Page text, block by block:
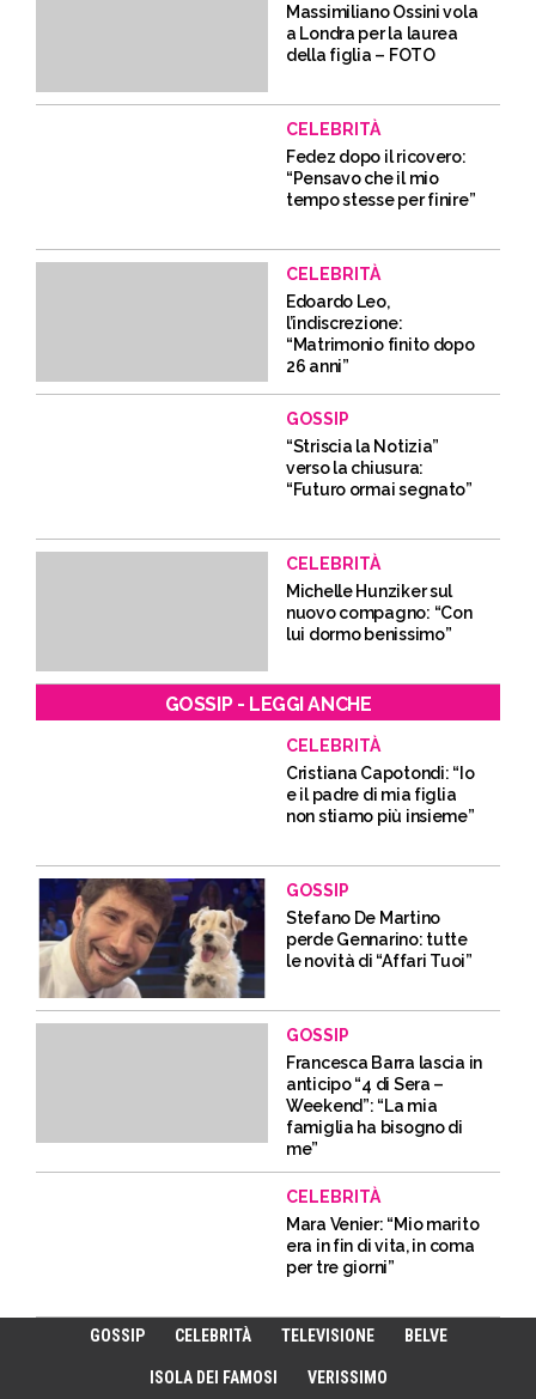
Massimiliano Ossini vola
a Londra per la laurea
della figlia – FOTO
CELEBRITÀ
Fedez dopo il ricovero:
“Pensavo che il mio
tempo stesse per finire”
CELEBRITÀ
Edoardo Leo,
l’indiscrezione:
“Matrimonio finito dopo
26 anni”
GOSSIP
“Striscia la Notizia”
verso la chiusura:
“Futuro ormai segnato”
CELEBRITÀ
Michelle Hunziker sul
nuovo compagno: “Con
lui dormo benissimo”
GOSSIP - LEGGI ANCHE
CELEBRITÀ
Cristiana Capotondi: “Io
e il padre di mia figlia
non stiamo più insieme”
GOSSIP
Stefano De Martino
perde Gennarino: tutte
le novità di “Affari Tuoi”
GOSSIP
Francesca Barra lascia in
anticipo “4 di Sera –
Weekend”: “La mia
famiglia ha bisogno di
me”
CELEBRITÀ
Mara Venier: “Mio marito
era in fin di vita, in coma
per tre giorni”
GOSSIP CELEBRITÀ TELEVISIONE BELVE
ISOLA DEI FAMOSI VERISSIMO